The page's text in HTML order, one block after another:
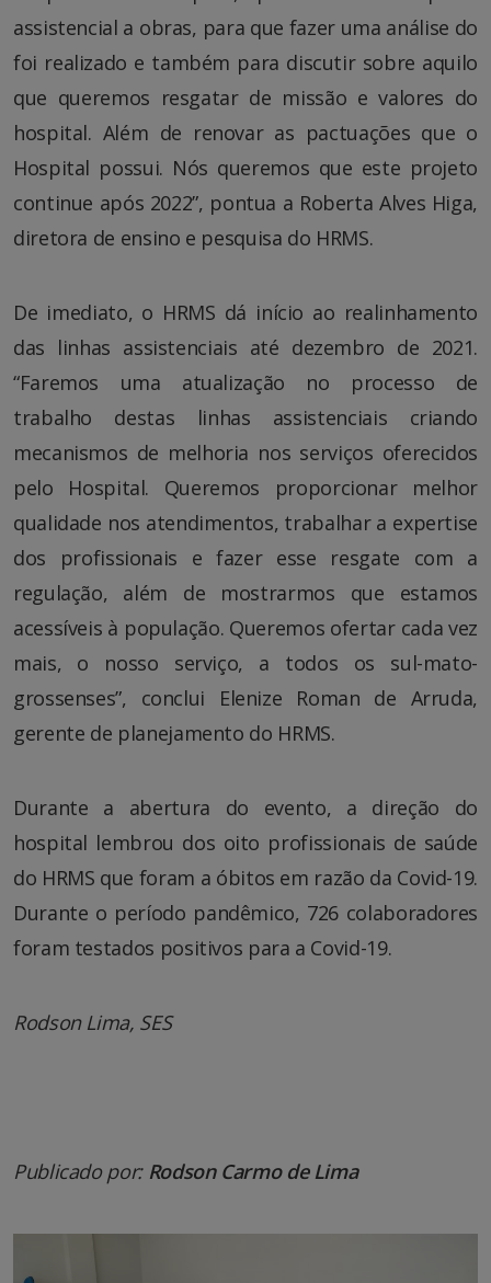
assistencial a obras, para que fazer uma análise do
foi realizado e também para discutir sobre aquilo
que queremos resgatar de missão e valores do
hospital. Além de renovar as pactuações que o
Hospital possui. Nós queremos que este projeto
continue após 2022”, pontua a Roberta Alves Higa,
diretora de ensino e pesquisa do HRMS.
De imediato, o HRMS dá início ao realinhamento
das linhas assistenciais até dezembro de 2021.
“Faremos uma atualização no processo de
trabalho destas linhas assistenciais criando
mecanismos de melhoria nos serviços oferecidos
pelo Hospital. Queremos proporcionar melhor
qualidade nos atendimentos, trabalhar a expertise
dos profissionais e fazer esse resgate com a
regulação, além de mostrarmos que estamos
acessíveis à população. Queremos ofertar cada vez
mais, o nosso serviço, a todos os sul-mato-
grossenses”, conclui Elenize Roman de Arruda,
gerente de planejamento do HRMS.
Durante a abertura do evento, a direção do
hospital lembrou dos oito profissionais de saúde
do HRMS que foram a óbitos em razão da Covid-19.
Durante o período pandêmico, 726 colaboradores
foram testados positivos para a Covid-19.
Rodson Lima, SES
Publicado por: Rodson Carmo de Lima